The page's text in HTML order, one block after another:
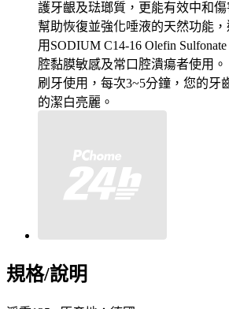
護牙齦及琺瑯質，更能有效中和傷
幫助恢復並強化唾液的天然功能，
用 SODIUM C14-16 Olefin Sulfonate
腔黏膜敏感及常口腔潰瘍者使用 。
刷牙使用，每次3~5分鐘，您的牙
的潔白亮麗。
規格/說明